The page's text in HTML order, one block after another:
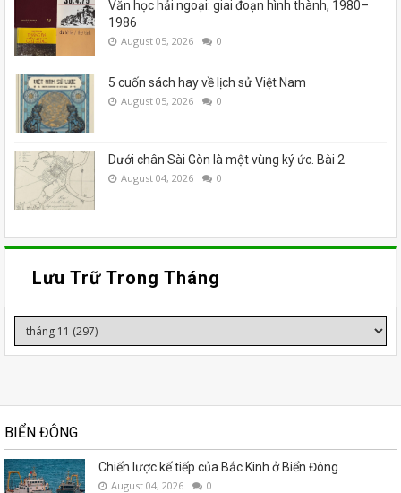
Văn học hải ngoại: giai đoạn hình thành, 1980–
1986
August 05, 2026 0
5 cuốn sách hay về lịch sử Việt Nam
August 05, 2026 0
Dưới chân Sài Gòn là một vùng ký ức. Bài 2
August 04, 2026 0
Lưu Trữ Trong Tháng
BIỂN ĐÔNG
Chiến lược kế tiếp của Bắc Kinh ở Biển Đông
August 04, 2026 0